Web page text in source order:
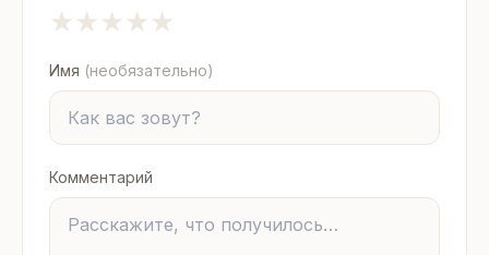
★
★
★
★
★
Имя (необязательно)
Комментарий